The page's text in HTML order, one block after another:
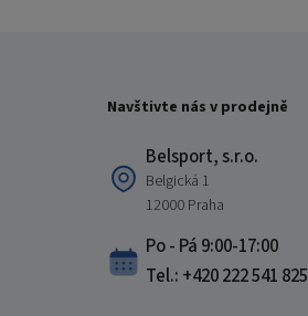
Navštivte nás v prodejně
Belsport, s.r.o.
Belgická 1
12000 Praha
Po - Pá 9:00-17:00
Tel.: +420 222 541 825